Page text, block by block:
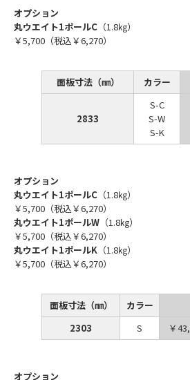
オプション
丸ウエイト1ポールC （1.8㎏）
￥5,700（税込￥6,270）
面板寸法（㎜） カラー
2833
S-C
S-W
S-K
オプション
丸ウエイト1ポールC （1.8㎏）
￥5,700（税込￥6,270）
丸ウエイト1ポールW （1.8㎏）
￥5,700（税込￥6,270）
丸ウエイト1ポールK （1.8㎏）
￥5,700（税込￥6,270）
面板寸法（㎜） カラー
2303
S ￥
オプション